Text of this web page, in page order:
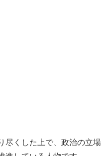
尽くした上で、政治の立場